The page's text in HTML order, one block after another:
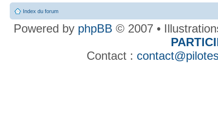
Index du forum
Powered by phpBB © 2007 •
Contact :